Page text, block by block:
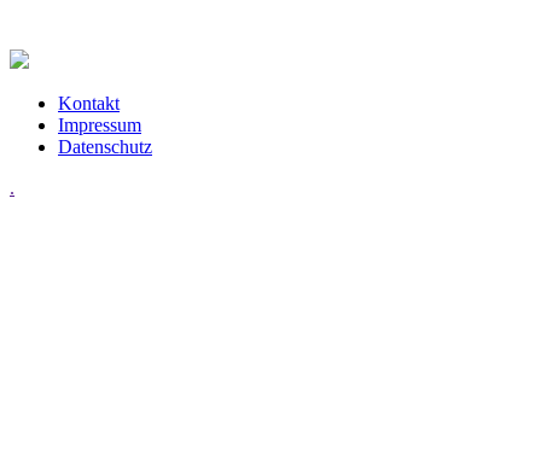
Kontakt
Impressum
Datenschutz
.